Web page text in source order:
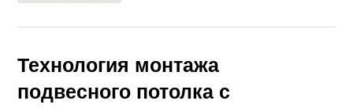
Технология монтажа
подвесного потолка с